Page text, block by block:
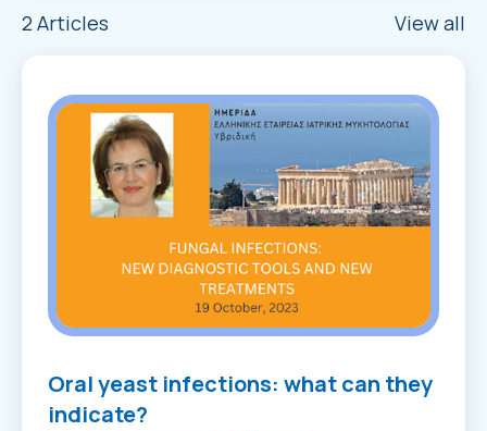
2 Articles View all
Oral yeast infections: what can they
indicate?